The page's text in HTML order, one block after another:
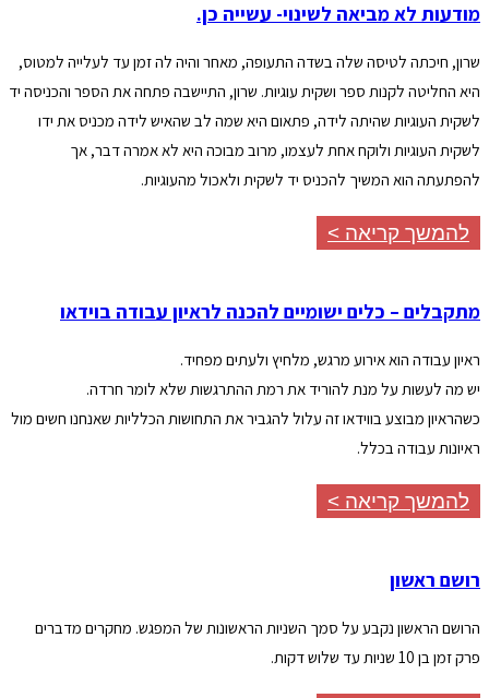
מודעות לא מביאה לשינוי- עשייה כן.
שרון, חיכתה לטיסה שלה בשדה התעופה, מאחר והיה לה זמן עד לעלייה למטוס,
היא החליטה לקנות ספר ושקית עוגיות. שרון, התיישבה פתחה את הספר והכניסה יד
לשקית העוגיות שהיתה לידה, פתאום היא שמה לב שהאיש לידה מכניס את ידו
לשקית העוגיות ולוקח אחת לעצמו, מרוב מבוכה היא לא אמרה דבר, אך
להפתעתה הוא המשיך להכניס יד לשקית ולאכול מהעוגיות.
להמשך קריאה >
מתקבלים – כלים ישומיים להכנה לראיון עבודה בוידאו
ראיון עבודה הוא אירוע מרגש, מלחיץ ולעתים מפחיד.
יש מה לעשות על מנת להוריד את רמת ההתרגשות שלא לומר חרדה.
כשהראיון מבוצע בווידאו זה עלול להגביר את התחושות הכלליות שאנחנו חשים מול
ראיונות עבודה בכלל.
להמשך קריאה >
רושם ראשון
הרושם הראשון נקבע על סמך השניות הראשונות של המפגש. מחקרים מדברים
פרק זמן בן 10 שניות עד שלוש דקות.